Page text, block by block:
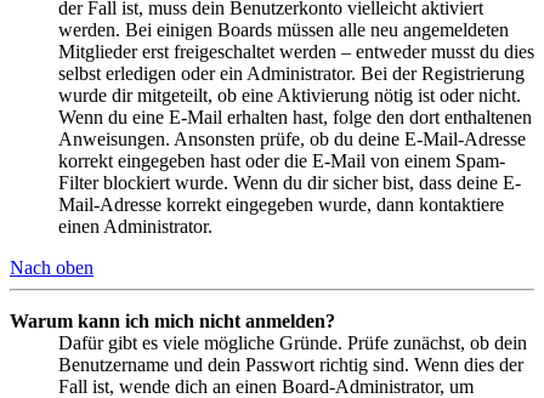
der Fall ist, muss dein Benutzerkonto vielleicht aktiviert
werden. Bei einigen Boards müssen alle neu angemeldeten
Mitglieder erst freigeschaltet werden – entweder musst du dies
selbst erledigen oder ein Administrator. Bei der Registrierung
wurde dir mitgeteilt, ob eine Aktivierung nötig ist oder nicht.
Wenn du eine E-Mail erhalten hast, folge den dort enthaltenen
Anweisungen. Ansonsten prüfe, ob du deine E-Mail-Adresse
korrekt eingegeben hast oder die E-Mail von einem Spam-
Filter blockiert wurde. Wenn du dir sicher bist, dass deine E-
Mail-Adresse korrekt eingegeben wurde, dann kontaktiere
einen Administrator.
Nach oben
Warum kann ich mich nicht anmelden?
Dafür gibt es viele mögliche Gründe. Prüfe zunächst, ob dein
Benutzername und dein Passwort richtig sind. Wenn dies der
Fall ist, wende dich an einen Board-Administrator, um